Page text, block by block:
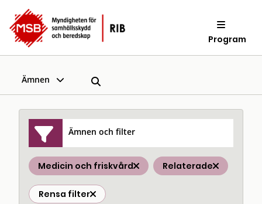
Program
Ämnen
Ämnen och filter
Medicin och friskvård Relaterade
Rensa filter